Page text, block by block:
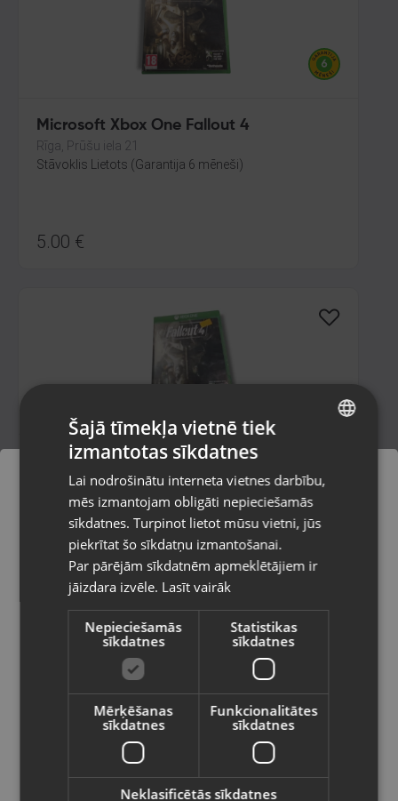
Microsoft Xbox One Fallout 4
Rīga, Prūšu iela 21
Stāvoklis Lietots (Garantija 6 mēneši)
5.00 €
Microsoft Xbox One Fallout 4
Rīga, Ulbrokas iela 10
Stāvoklis Lietots (Garantija 6 mēneši)
6.00€
Microsoft Xbox One TitanFall
Pasūtījumi tiks piegādāti uz
izvēlēto valsti
Vietnes saturs būs attēlots izvēlētajā
valodā
Valsts
Latviešu / Latvian
RUSSIAN
Šajā tīmekļa vietnē tiek
izmantotas sīkdatnes
Lai nodrošinātu interneta vietnes darbību,
mēs izmantojam obligāti nepieciešamās
sīkdatnes. Turpinot lietot mūsu vietni, jūs
piekrītat šo sīkdatņu izmantošanai.
Par pārējām sīkdatnēm apmeklētājiem ir
jāizdara izvēle. Lasīt vairāk
Nepieciešamās
sīkdatnes
Statistikas
sīkdatnes
Mērķēšanas
sīkdatnes
Funkcionalitātes
sīkdatnes
Neklasificētās sīkdatnes